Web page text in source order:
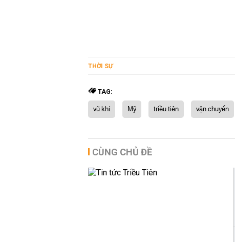
THỜI SỰ
TAG:
vũ khí Mỹ triều tiên vận chuyển
CÙNG CHỦ ĐỀ